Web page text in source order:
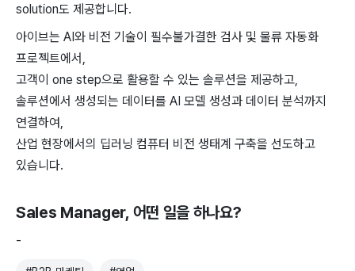
solution도 제공합니다.
아이브는 AI와 비전 기술이 필수불가결한 검사 및 물류 자동화
프로젝트에서,
고객이 one step으로 활용할 수 있는 솔루션을 제공하고,
솔루션에서 생성되는 데이터를 AI 모델 생성과 데이터 분석까지
연결하여,
산업 현장에서의 딥러닝 컴퓨터 비전 생태계 구축을 선도하고
있습니다.
Sales Manager, 어떤 일을 하나요?
-